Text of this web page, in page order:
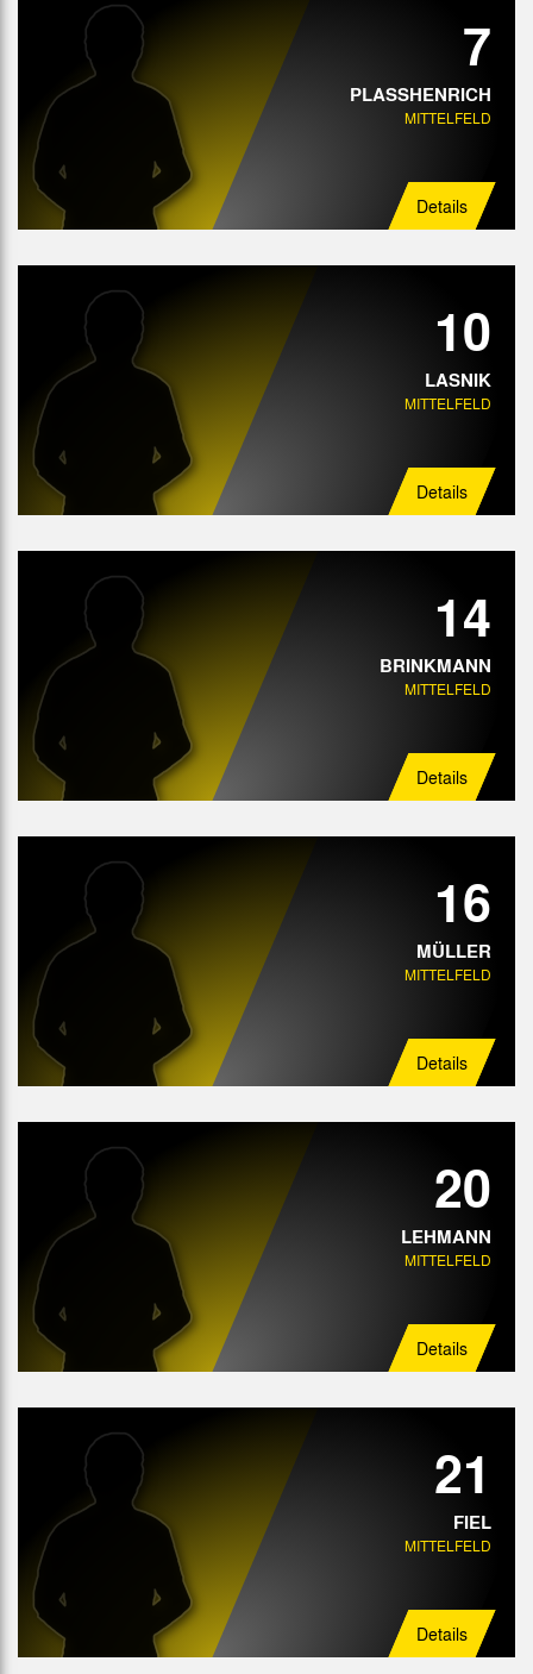
7
PLASSHENRICH
MITTELFELD
Details
10
LASNIK
MITTELFELD
Details
14
BRINKMANN
MITTELFELD
Details
16
MÜLLER
MITTELFELD
Details
20
LEHMANN
MITTELFELD
Details
21
FIEL
MITTELFELD
Details